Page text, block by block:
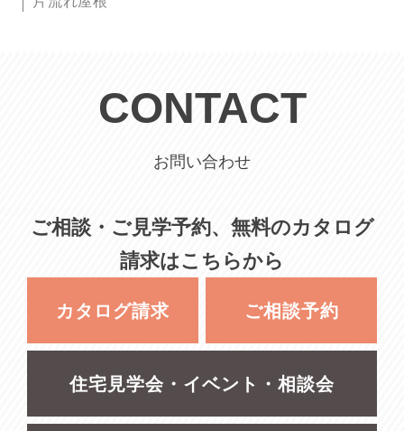
CONTACT
お問い合わせ
ご相談・ご見学予約、無料のカタログ
請求はこちらから
カタログ請求 ご相談予約
住宅見学会・イベント・相談会